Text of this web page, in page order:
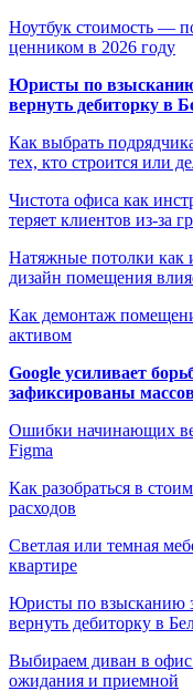
Ноутбук стоимость —
ценником в 2026 году
Юристы по взысканию
вернуть дебиторку в
Как выбрать
тех, кто строится или
Чистота офиса как
теряет клиентов из-за
Натяжные потолки как
дизайн помещения
Как демонтаж
активом
Google усиливает
зафиксированы
Ошибки начинающих
Figma
Как разобраться в
расходов
Светлая или темная
квартире
Юристы по взысканию
вернуть дебиторку в
Выбираем диван в
ожидания и приемной